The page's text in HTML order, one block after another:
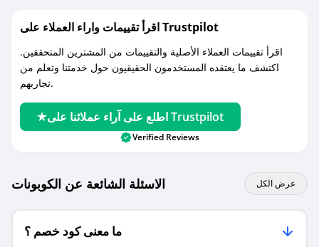
اقرأ تقييمات واراء العملاء على Trustpilot
اقرأ تقييمات العملاء الأصلية والتقييمات من المشترين المتحققين.
اكتشف ما يعتقده المستخدمون الحقيقيون حول خدمتنا وتعلم من
تجاربهم.
اطلع على آراء عملائنا على Trustpilot
Verified Reviews
الاسئلة الشائعة عن الكوبونات عرض الكل
ما معنى كود خصم ؟